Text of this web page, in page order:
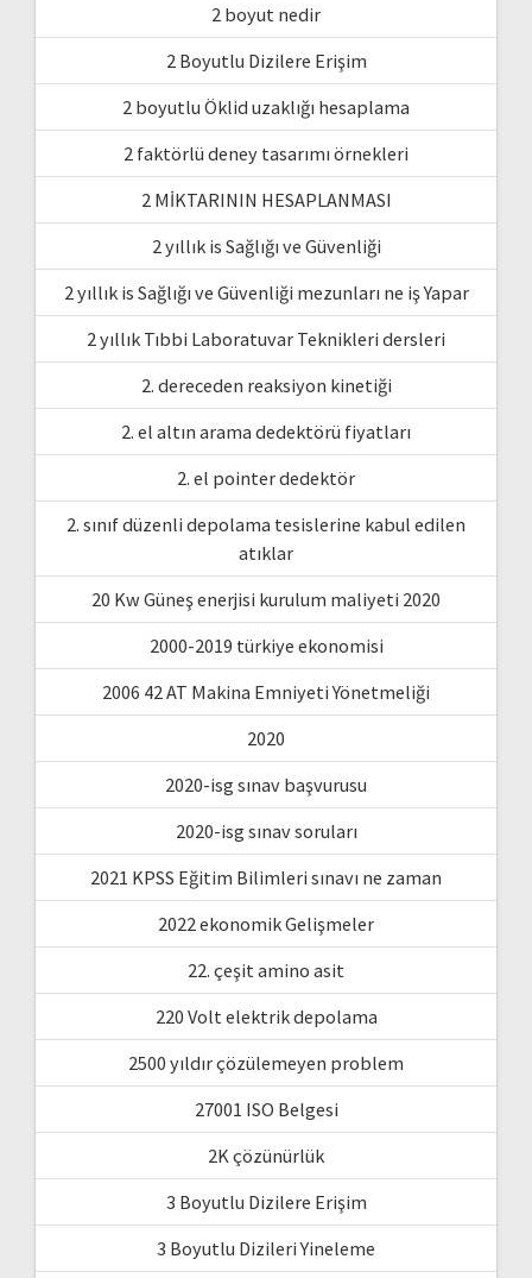
2 boyut nedir
2 Boyutlu Dizilere Erişim
2 boyutlu Öklid uzaklığı hesaplama
2 faktörlü deney tasarımı örnekleri
2 MİKTARININ HESAPLANMASI
2 yıllık is Sağlığı ve Güvenliği
2 yıllık is Sağlığı ve Güvenliği mezunları ne iş Yapar
2 yıllık Tıbbi Laboratuvar Teknikleri dersleri
2. dereceden reaksiyon kinetiği
2. el altın arama dedektörü fiyatları
2. el pointer dedektör
2. sınıf düzenli depolama tesislerine kabul edilen
atıklar
20 Kw Güneş enerjisi kurulum maliyeti 2020
2000-2019 türkiye ekonomisi
2006 42 AT Makina Emniyeti Yönetmeliği
2020
2020-isg sınav başvurusu
2020-isg sınav soruları
2021 KPSS Eğitim Bilimleri sınavı ne zaman
2022 ekonomik Gelişmeler
22. çeşit amino asit
220 Volt elektrik depolama
2500 yıldır çözülemeyen problem
27001 ISO Belgesi
2K çözünürlük
3 Boyutlu Dizilere Erişim
3 Boyutlu Dizileri Yineleme